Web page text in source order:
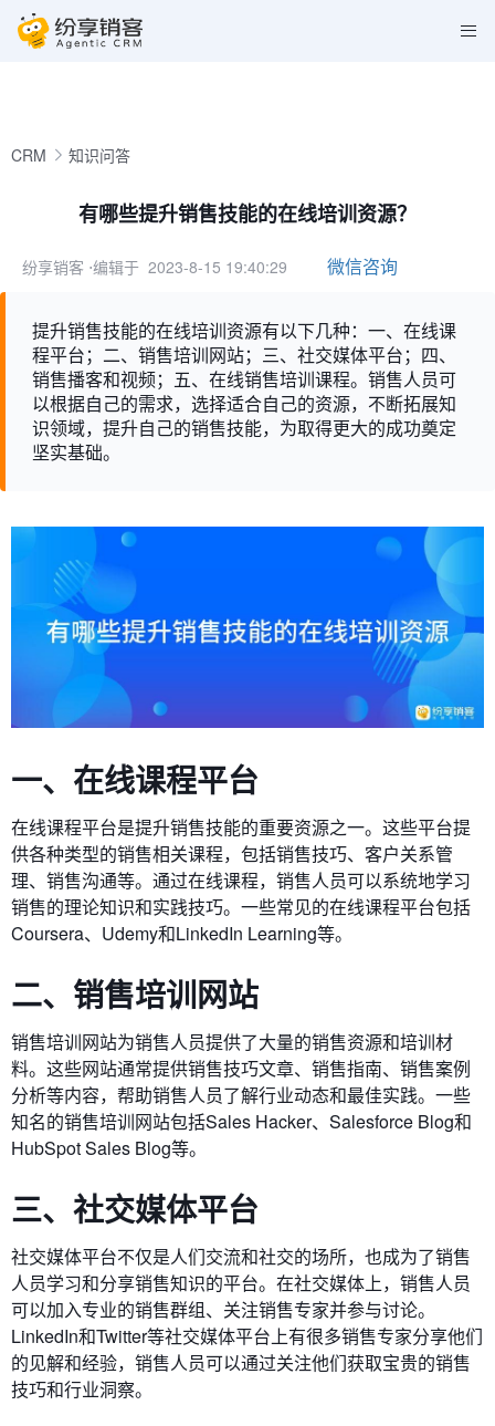
CRM 知识问答
有哪些提升销售技能的在线培训资源？
纷享销客 ⋅编辑于 2023-8-15 19:40:29 微信咨询
提升销售技能的在线培训资源有以下几种：一、在线课
程平台；二、销售培训网站；三、社交媒体平台；四、
销售播客和视频；五、在线销售培训课程。销售人员可
以根据自己的需求，选择适合自己的资源，不断拓展知
识领域，提升自己的销售技能，为取得更大的成功奠定
坚实基础。
一、在线课程平台
在线课程平台是提升销售技能的重要资源之一。这些平台提
供各种类型的销售相关课程，包括销售技巧、客户关系管
理、销售沟通等。通过在线课程，销售人员可以系统地学习
销售的理论知识和实践技巧。一些常见的在线课程平台包括
Coursera、Udemy和LinkedIn Learning等。
二、销售培训网站
销售培训网站为销售人员提供了大量的销售资源和培训材
料。这些网站通常提供销售技巧文章、销售指南、销售案例
分析等内容，帮助销售人员了解行业动态和最佳实践。一些
知名的销售培训网站包括Sales Hacker、Salesforce Blog和
HubSpot Sales Blog等。
三、社交媒体平台
社交媒体平台不仅是人们交流和社交的场所，也成为了销售
人员学习和分享销售知识的平台。在社交媒体上，销售人员
可以加入专业的销售群组、关注销售专家并参与讨论。
LinkedIn和Twitter等社交媒体平台上有很多销售专家分享他们
的见解和经验，销售人员可以通过关注他们获取宝贵的销售
技巧和行业洞察。